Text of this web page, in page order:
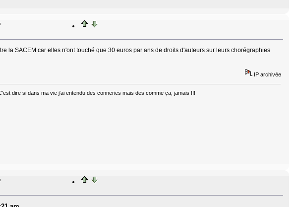
la SACEM car elles n'ont touché que 30 euros par ans de droits d'auteurs sur leurs chorégraphies
IP archivée
dire si dans ma vie j'ai entendu des conneries mais des comme ça, jamais !!!